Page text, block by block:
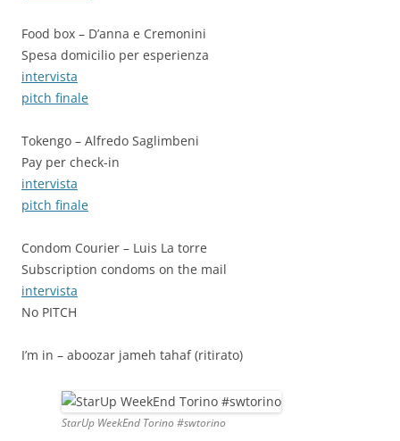
Food box – D’anna e Cremonini
Spesa domicilio per esperienza
intervista
pitch finale
Tokengo – Alfredo Saglimbeni
Pay per check-in
intervista
pitch finale
Condom Courier – Luis La torre
Subscription condoms on the mail
intervista
No PITCH
I’m in – aboozar jameh tahaf (ritirato)
StarUp WeekEnd Torino #swtorino